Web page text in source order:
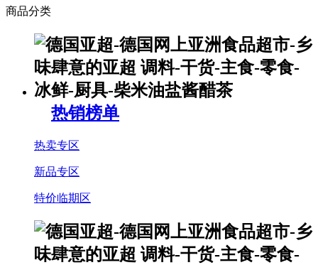
商品分类
热销榜单
热卖专区
新品专区
特价临期区